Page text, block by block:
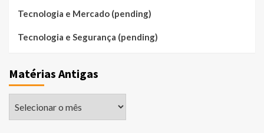
Tecnologia e Mercado (pending)
Tecnologia e Segurança (pending)
Matérias Antigas